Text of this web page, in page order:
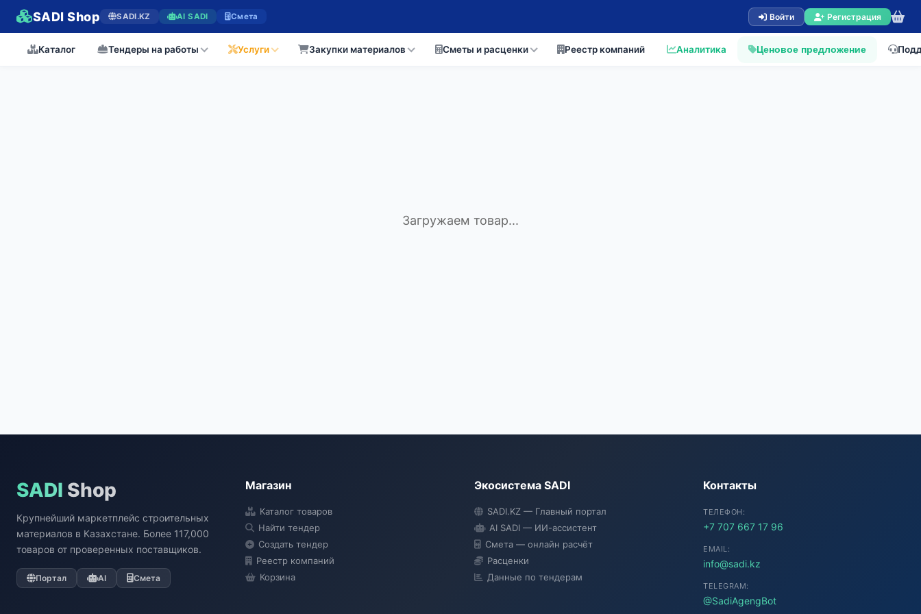
SADI Shop SADI.KZ AI SADI Смета Войти Регистрация
Каталог Тендеры на работы Услуги Закупки материалов Сметы и расценки Реестр компаний Аналитика Ценовое предложение
Загружаем товар...
SADI Shop
Крупнейший маркетплейс строительных
материалов в Казахстане. Более 117,000
товаров от проверенных поставщиков.
Портал AI Смета
Магазин
Каталог товаров
Найти тендер
Создать тендер
Реестр компаний
Корзина
Экосистема SADI
SADI.KZ — Главный портал
AI SADI — ИИ-ассистент
Смета — онлайн расчёт
Расценки
Данные по тендерам
Контакты
ТЕЛЕФОН:
+7 707 667 17 96
EMAIL:
info@sadi.kz
TELEGRAM:
@SadiAgengBot